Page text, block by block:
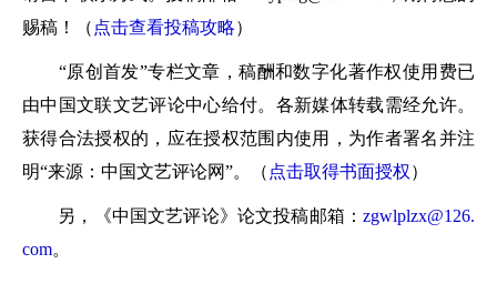
赐稿！（ 点击查看投稿攻略）
“原创首发”专栏文章，稿酬和数字化著作权使用费已
由中国文联文艺评论中心给付。各新媒体转载需经允许。
获得合法授权的，应在授权范围内使用，为作者署名并注
明“来源：中国文艺评论网”。（ 点击取得书面授权）
另，《中国文艺评论》论文投稿邮箱： zgwlplzx@126.
com。